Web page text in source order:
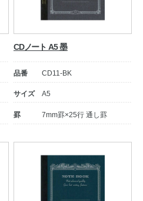
CDノート A5 墨
品番 CD11-BK
サイズ A5
罫 7mm罫×25行 通し罫